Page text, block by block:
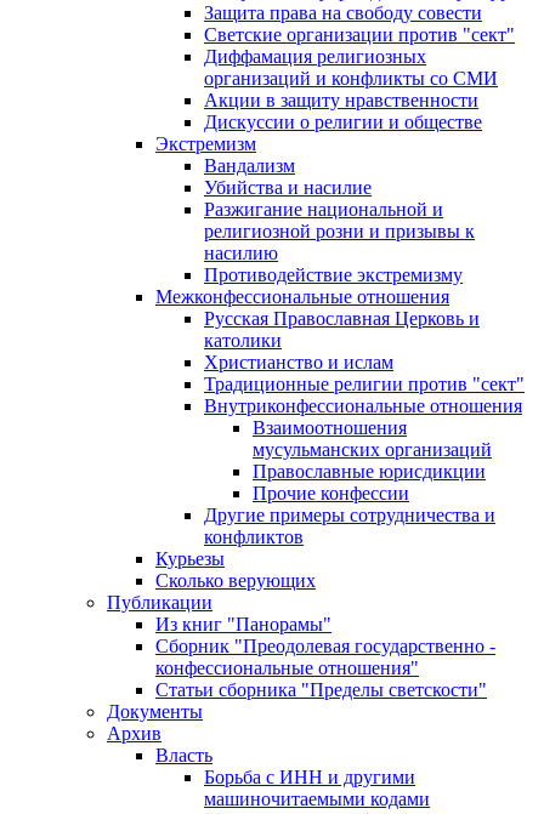
Защита права на свободу совести
Светские организации против "сект"
Диффамация религиозных
организаций и конфликты со СМИ
Акции в защиту нравственности
Дискуссии о религии и обществе
Экстремизм
Вандализм
Убийства и насилие
Разжигание национальной и
религиозной розни и призывы к
насилию
Противодействие экстремизму
Межконфессиональные отношения
Русская Православная Церковь и
католики
Христианство и ислам
Традиционные религии против "сект"
Внутриконфессиональные отношения
Взаимоотношения
мусульманских организаций
Православные юрисдикции
Прочие конфессии
Другие примеры сотрудничества и
конфликтов
Курьезы
Сколько верующих
Публикации
Из книг "Панорамы"
Сборник "Преодолевая государственно -
конфессиональные отношения"
Статьи сборника "Пределы светскости"
Документы
Архив
Власть
Борьба с ИНН и другими
машиночитаемыми кодами